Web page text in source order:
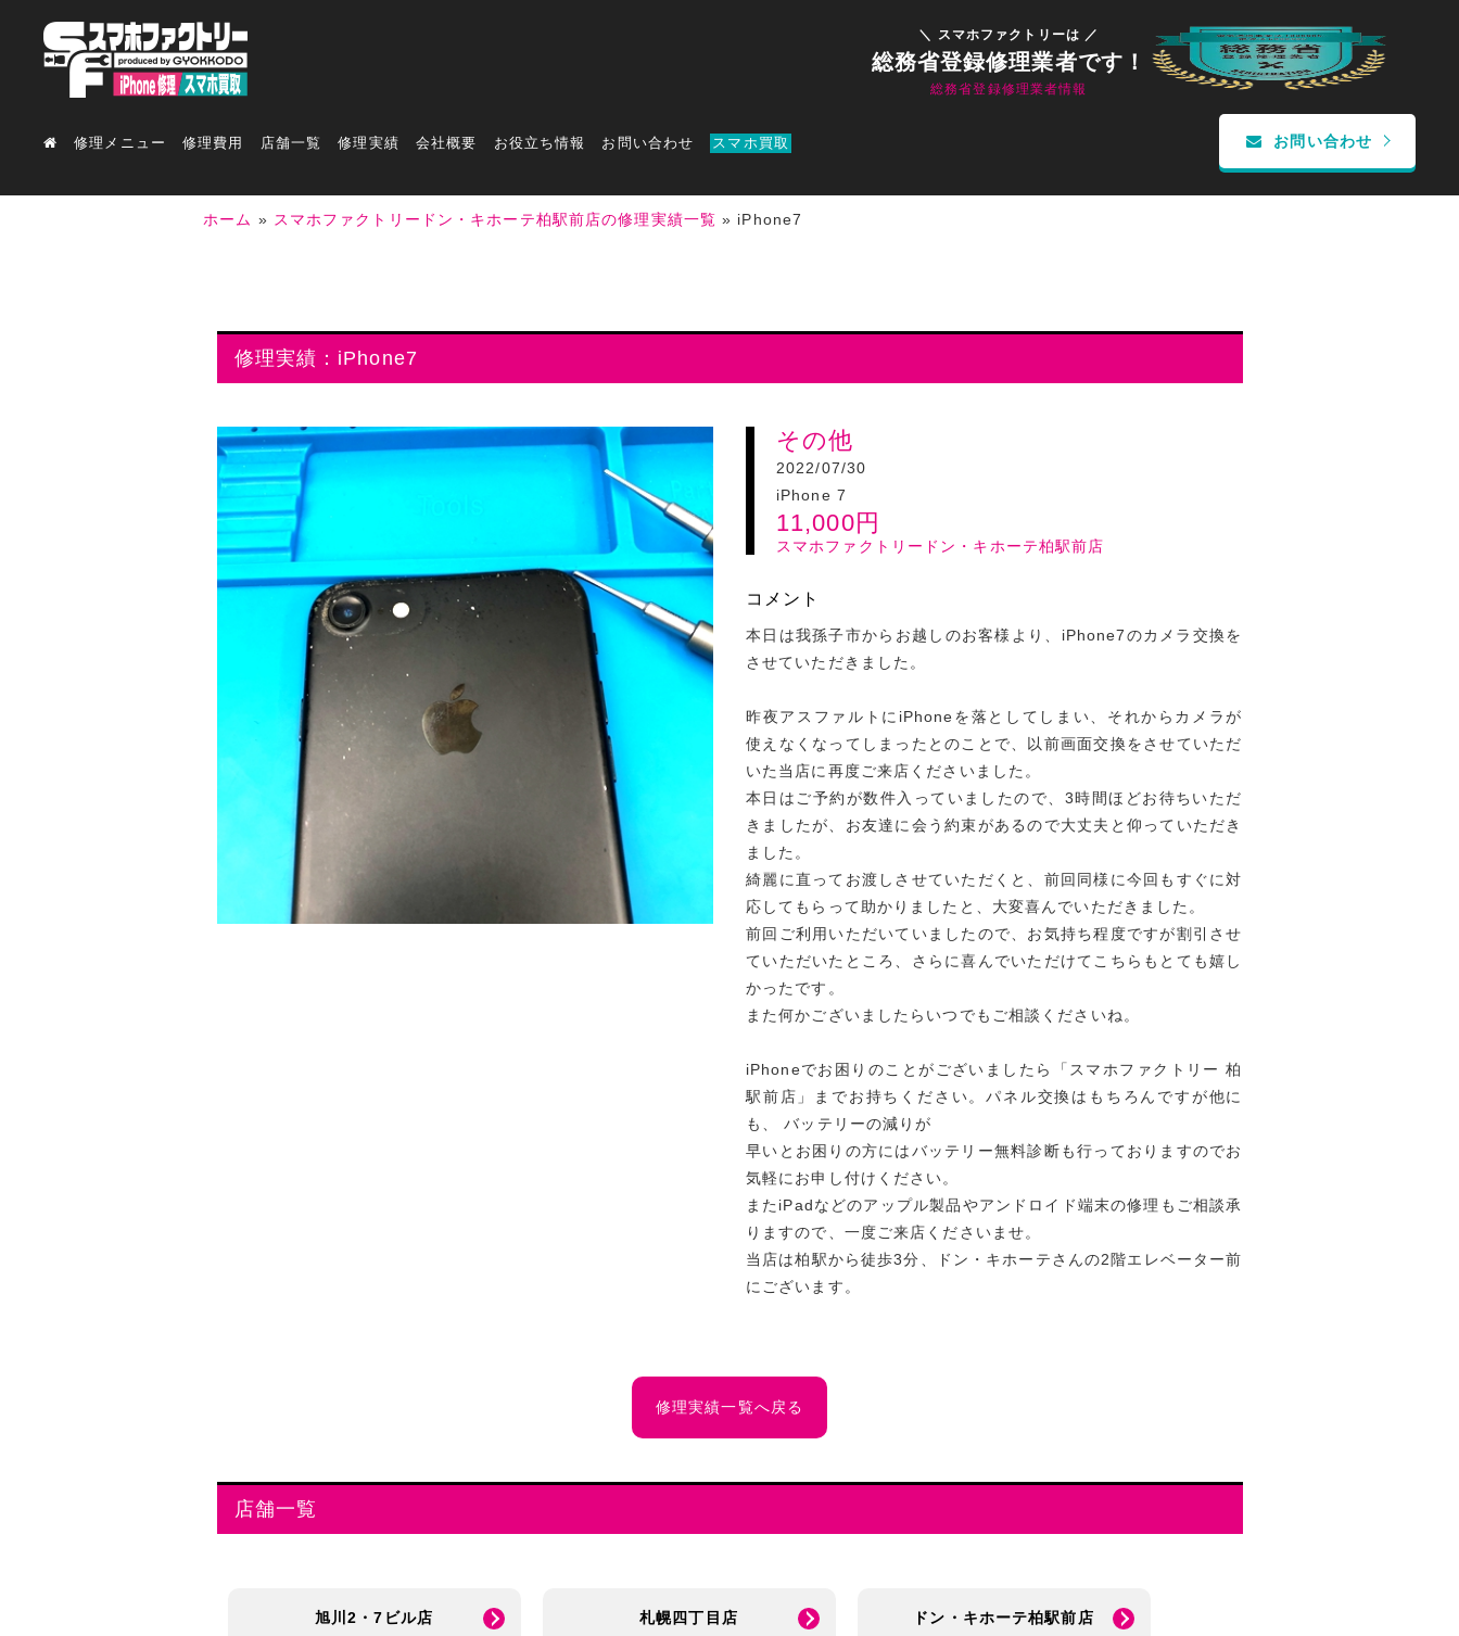
＼ スマホファクトリーは ／
総務省登録修理業者です！
総務省登録修理業者情報
修理メニュー 修理費用 店舗一覧 修理実績 会社概要 お役立ち情報 お問い合わせ スマホ買取 お問い合わせ
ホーム » スマホファクトリードン・キホーテ柏駅前店の修理実績一覧 » iPhone7
修理実績：iPhone7
その他
2022/07/30
iPhone 7
11,000 円
スマホファクトリードン・キホーテ柏駅前店
コメント
本日は我孫子市からお越しのお客様より、iPhone7のカメラ交換を
させていただきました。
昨夜アスファルトにiPhoneを落としてしまい、それからカメラが
使えなくなってしまったとのことで、以前画面交換をさせていただ
いた当店に再度ご来店くださいました。
本日はご予約が数件入っていましたので、3時間ほどお待ちいただ
きましたが、お友達に会う約束があるので大丈夫と仰っていただき
ました。
綺麗に直ってお渡しさせていただくと、前回同様に今回もすぐに対
応してもらって助かりましたと、大変喜んでいただきました。
前回ご利用いただいていましたので、お気持ち程度ですが割引させ
ていただいたところ、さらに喜んでいただけてこちらもとても嬉し
かったです。
また何かございましたらいつでもご相談くださいね。
iPhoneでお困りのことがございましたら「スマホファクトリー 柏
駅前店」までお持ちください。パネル交換はもちろんですが他に
も、 バッテリーの減りが
早いとお困りの方にはバッテリー無料診断も行っておりますのでお
気軽にお申し付けください。
またiPadなどのアップル製品やアンドロイド端末の修理もご相談承
りますので、一度ご来店くださいませ。
当店は柏駅から徒歩3分、ドン・キホーテさんの2階エレベーター前
にございます。
修理実績一覧へ戻る
店舗一覧
旭川2・7ビル店 札幌四丁目店 ドン・キホーテ柏駅前店